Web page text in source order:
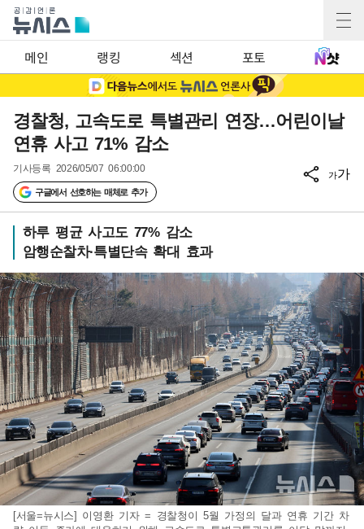
메인 랭킹 섹션 포토
경찰청, 고속도로 특별관리 연장…어린이날
연휴 사고 71% 감소
기사등록 2026/05/07 06:00:00
구글에서 선호하는 매체로 추가
가가
하루 평균 사고도 77% 감소
암행순찰차·특별단속 확대 효과
[서울=뉴시스] 이영환 기자 = 경찰청이 5월 가정의 달과 연휴 기간 차